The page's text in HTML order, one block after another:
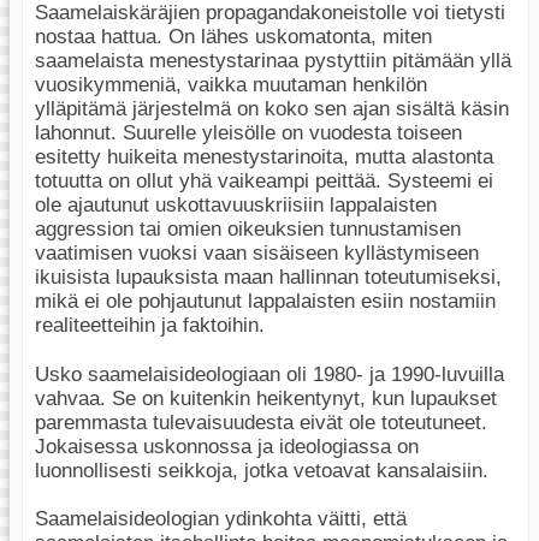
Saamelaiskäräjien propagandakoneistolle voi tietysti
nostaa hattua. On lähes uskomatonta, miten
saamelaista menestystarinaa pystyttiin pitämään yllä
vuosikymmeniä, vaikka muutaman henkilön
ylläpitämä järjestelmä on koko sen ajan sisältä käsin
lahonnut. Suurelle yleisölle on vuodesta toiseen
esitetty huikeita menestystarinoita, mutta alastonta
totuutta on ollut yhä vaikeampi peittää. Systeemi ei
ole ajautunut uskottavuuskriisiin lappalaisten
aggression tai omien oikeuksien tunnustamisen
vaatimisen vuoksi vaan sisäiseen kyllästymiseen
ikuisista lupauksista maan hallinnan toteutumiseksi,
mikä ei ole pohjautunut lappalaisten esiin nostamiin
realiteetteihin ja faktoihin.
Usko saamelaisideologiaan oli 1980- ja 1990-luvuilla
vahvaa. Se on kuitenkin heikentynyt, kun lupaukset
paremmasta tulevaisuudesta eivät ole toteutuneet.
Jokaisessa uskonnossa ja ideologiassa on
luonnollisesti seikkoja, jotka vetoavat kansalaisiin.
Saamelaisideologian ydinkohta väitti, että